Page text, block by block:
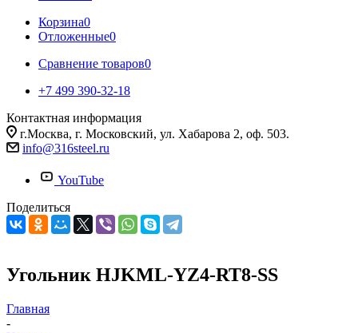
Корзина0
Отложенные0
Сравнение товаров0
+7 499 390-32-18
Контактная информация
г.Москва, г. Московский, ул. Хабарова 2, оф. 503.
info@316steel.ru
YouTube
Поделиться
Угольник HJKML-YZ4-RT8-SS
Главная
-